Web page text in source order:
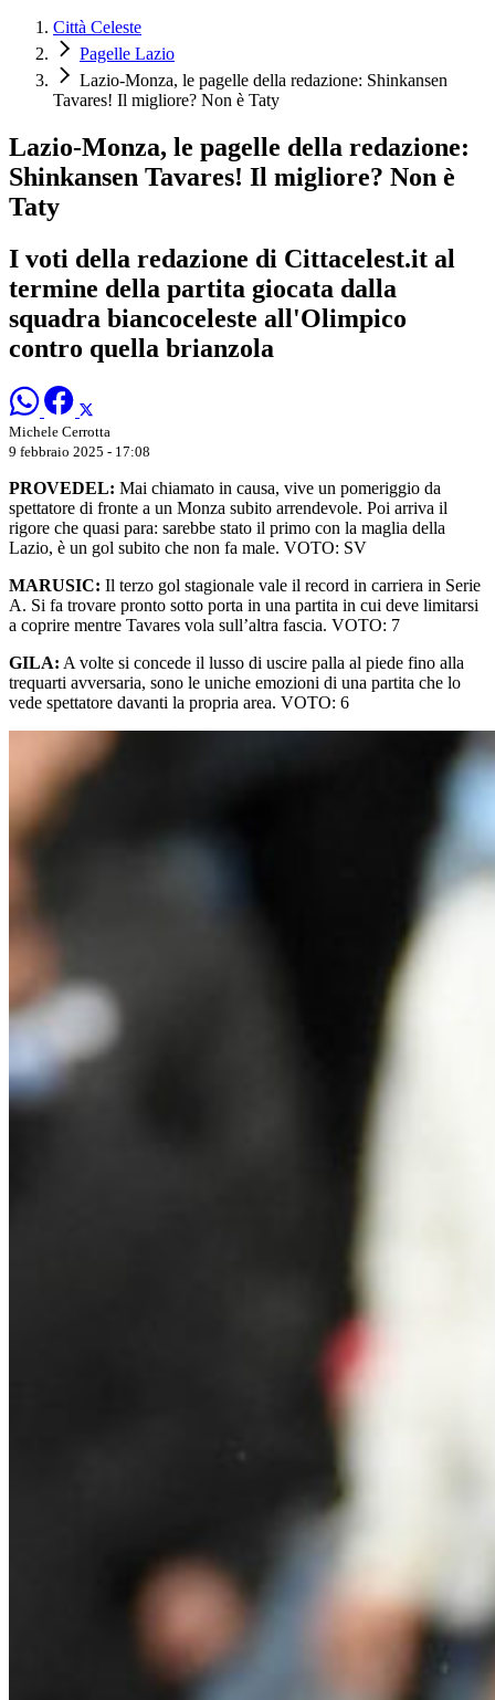
Città Celeste
Pagelle Lazio
Lazio-Monza, le pagelle della redazione: Shinkansen
Tavares! Il migliore? Non è Taty
Lazio-Monza, le pagelle della redazione:
Shinkansen Tavares! Il migliore? Non è
Taty
I voti della redazione di Cittacelest.it al
termine della partita giocata dalla
squadra biancoceleste all'Olimpico
contro quella brianzola
Michele Cerrotta
9 febbraio 2025 - 17:08
PROVEDEL: Mai chiamato in causa, vive un pomeriggio da
spettatore di fronte a un Monza subito arrendevole. Poi arriva il
rigore che quasi para: sarebbe stato il primo con la maglia della
Lazio, è un gol subito che non fa male. VOTO: SV
MARUSIC: Il terzo gol stagionale vale il record in carriera in Serie
A. Si fa trovare pronto sotto porta in una partita in cui deve limitarsi
a coprire mentre Tavares vola sull’altra fascia. VOTO: 7
GILA: A volte si concede il lusso di uscire palla al piede fino alla
trequarti avversaria, sono le uniche emozioni di una partita che lo
vede spettatore davanti la propria area. VOTO: 6